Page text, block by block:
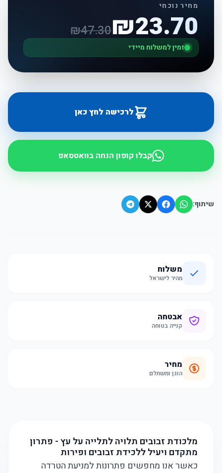
מחיר נוכחי
₪23.70
₪47.30
זמין למשלוח מיידי
לרכישה לחץ כאן
קבלו קופון הנחה בוואטסאפ
שיתוף:
משלוח
מהיר לישראל
אבטחה
קנייה בטוחה
מחיר
הוגן ומשתלם
מלכודת זבובים תלויה לתלייה על עץ - פתרון
מתקדם ויעיל ללכידת זבובים ופירות
כאשר אנו מחפשים פתרונות למניעת הטרדה